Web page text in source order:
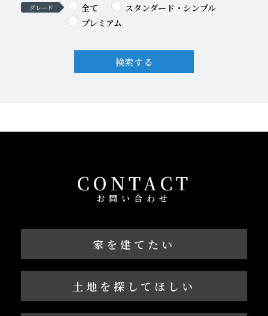
グレード 全て
スタンダード・シンプル
プレミアム
検索する
CONTACT
お問い合わせ
家を建てたい
土地を探してほしい